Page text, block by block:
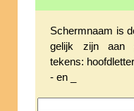
Schermnaam is
gelijk zijn aan
tekens:
- en _